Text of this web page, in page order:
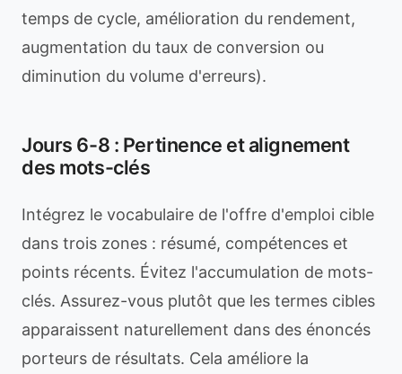
temps de cycle, amélioration du rendement,
augmentation du taux de conversion ou
diminution du volume d'erreurs).
Jours 6-8 : Pertinence et alignement
des mots-clés
Intégrez le vocabulaire de l'offre d'emploi cible
dans trois zones : résumé, compétences et
points récents. Évitez l'accumulation de mots-
clés. Assurez-vous plutôt que les termes cibles
apparaissent naturellement dans des énoncés
porteurs de résultats. Cela améliore la